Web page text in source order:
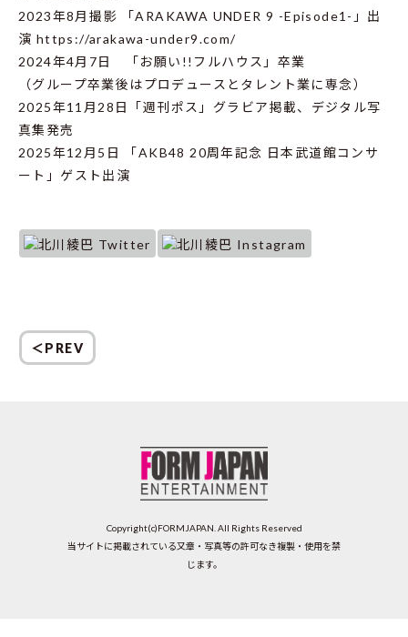
2023年8月撮影 「ARAKAWA UNDER 9 -Episode1-」出
演 https://arakawa-under9.com/
2024年4月7日 「お願い!!フルハウス」卒業
（グループ卒業後はプロデュースとタレント業に専念）
2025年11月28日「週刊ポス」グラビア掲載、デジタル写
真集発売
2025年12月5日 「AKB48 20周年記念 日本武道館コンサ
ート」ゲスト出演
＜PREV
Copyright(c)FORMJAPAN. All Rights Reserved
当サイトに掲載されている又章・写真等の許可なき複製・使用を禁
じます。